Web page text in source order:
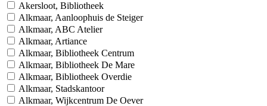
Akersloot, Bibliotheek
Alkmaar, Aanloophuis de Steiger
Alkmaar, ABC Atelier
Alkmaar, Artiance
Alkmaar, Bibliotheek Centrum
Alkmaar, Bibliotheek De Mare
Alkmaar, Bibliotheek Overdie
Alkmaar, Stadskantoor
Alkmaar, Wijkcentrum De Oever